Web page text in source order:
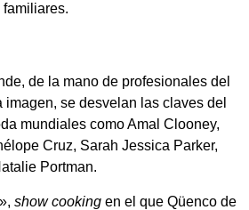
de la mano de profesionales del
imagen, se desvelan las claves del
mundiales como Amal Clooney,
Cruz, Sarah Jessica Parker,
Portman.
show cooking en el que Qüenco de